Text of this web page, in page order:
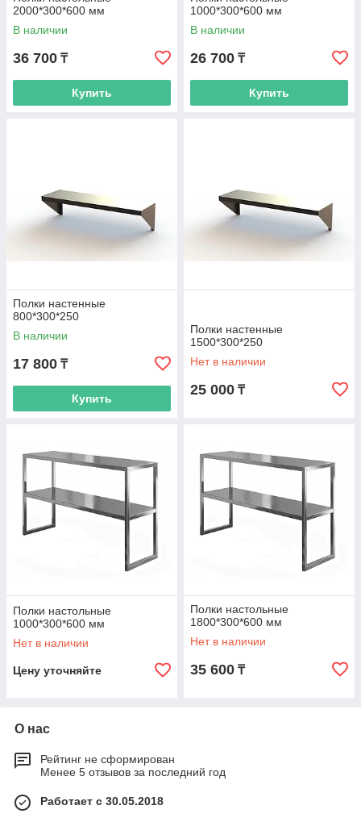
2000*300*600 мм
В наличии
36 700 ₸
Купить
1000*300*600 мм
В наличии
26 700 ₸
Купить
Полки настенные
800*300*250
В наличии
17 800 ₸
Купить
Полки настенные
1500*300*250
Нет в наличии
25 000 ₸
Полки настольные
1000*300*600 мм
Нет в наличии
Цену уточняйте
Полки настольные
1800*300*600 мм
Нет в наличии
35 600 ₸
О нас
Рейтинг не сформирован
Менее 5 отзывов за последний год
Работает с 30.05.2018